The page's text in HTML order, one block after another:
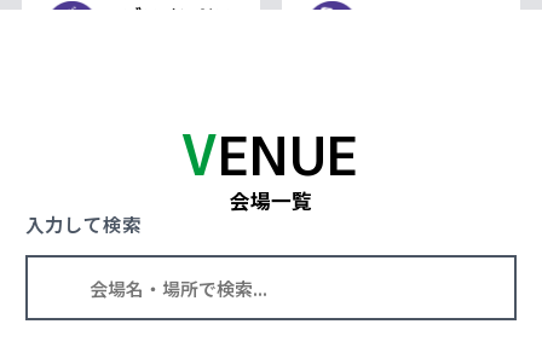
ブラインドフ
格闘技
パラ柔道
パラ射撃
ール
VENUE
会場一覧
入力して検索